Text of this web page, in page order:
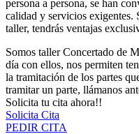
persona a persona, se han
calidad y servicios exigentes.
taller, tendrás ventajas
Somos taller Concertado de
día con ellos, nos permiten
la tramitación de los partes
tramitar un parte, llámanos
Solicita tu cita ahora!!
Solicita Cita
PEDIR CITA